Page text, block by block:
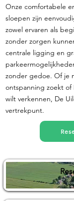
Onze comfortabele
sloepen zijn
zowel ervaren als
zonder zorgen
centrale ligging en
zonder gedoe. Of je
ontspanning zoekt of
wilt verkennen, De
vertrekpunt.